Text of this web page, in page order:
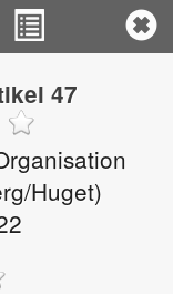
47
Huget)